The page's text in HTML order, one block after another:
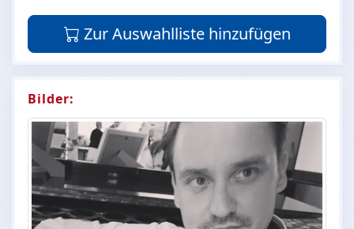
Zur Auswahlliste hinzufügen
Bilder: